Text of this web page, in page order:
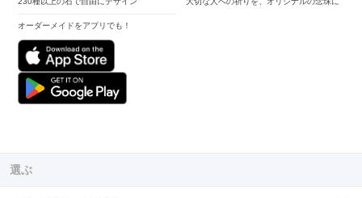
オーダーメイドをアプリでも！
選ぶ